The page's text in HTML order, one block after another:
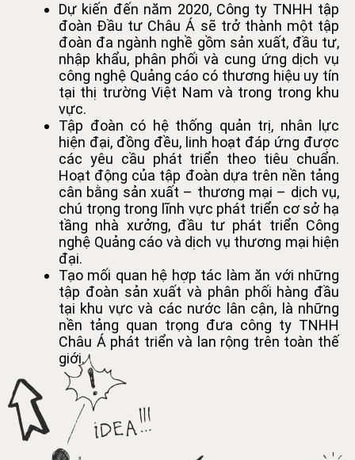
Dự kiến đến năm 2020, Công ty TNHH tập
đoàn Đầu tư Châu Á sẽ trở thành một tập
đoàn đa ngành nghề gồm sản xuất, đầu tư,
nhập khẩu, phân phối và cung ứng dịch vụ
công nghệ Quảng cáo có thương hiệu uy tín
tại thị trường Việt Nam và trong trong khu
vực.
Tập đoàn có hệ thống quản trị, nhân lực
hiện đại, đồng đều, linh hoạt đáp ứng được
các yêu cầu phát triển theo tiêu chuẩn.
Hoạt động của tập đoàn dựa trên nền tảng
cân bằng sản xuất – thương mại – dịch vụ,
chú trọng trong lĩnh vực phát triển cơ sở hạ
tầng nhà xưởng, đầu tư phát triển Công
nghệ Quảng cáo và dịch vụ thương mại hiện
đại.
Tạo mối quan hệ hợp tác làm ăn với những
tập đoàn sản xuất và phân phối hàng đầu
tại khu vực và các nước lân cận, là những
nền tảng quan trọng đưa công ty TNHH
Châu Á phát triển và lan rộng trên toàn thế
giới.